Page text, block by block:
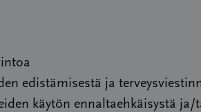
edistämisestä ja
käytön ennaltaehkäisystä ja/